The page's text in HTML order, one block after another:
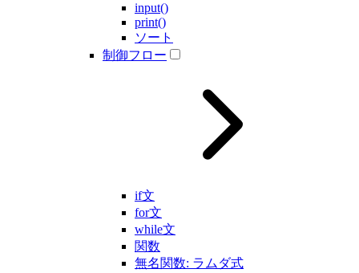
input()
print()
ソート
制御フロー
if文
for文
while文
関数
無名関数: ラムダ式